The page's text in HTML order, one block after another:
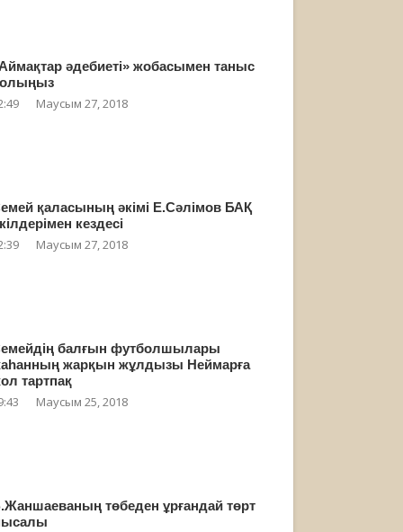
әдебиеті» жобасымен таныс
Маусым 27, 2018
қаласының әкімі Е.Сәлімов БАҚ
кездесі
Маусым 27, 2018
балғын футболшылары
жарқын жұлдызы Неймарға
тартпақ
Маусым 25, 2018
төбеден ұрғандай төрт